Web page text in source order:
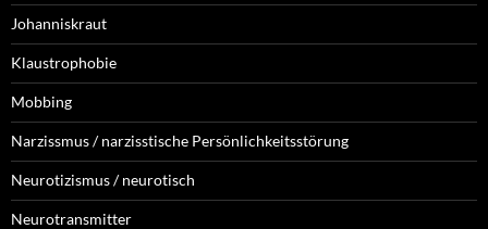
Johanniskraut
Klaustrophobie
Mobbing
Narzissmus / narzisstische Persönlichkeitsstörung
Neurotizismus / neurotisch
Neurotransmitter